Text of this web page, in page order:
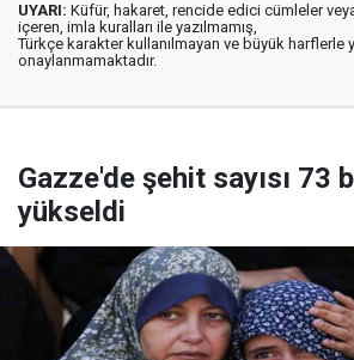
UYARI: Küfür, hakaret, rencide edici cümleler
içeren, imla kuralları ile yazılmamış,
Türkçe karakter kullanılmayan ve büyük harflerle
onaylanmamaktadır.
Gazze'de şehit sayısı 73
yükseldi